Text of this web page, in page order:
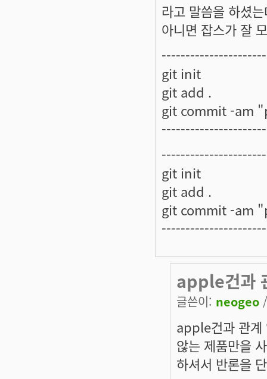
라고 말씀을 하셨
아니면 잡스가 잘
git init
git add .
git commit -am
git init
git add .
git commit -am
apple건과
글쓴이: neogeo
apple건과 관계
않는 제품만을
하셔서 반론을